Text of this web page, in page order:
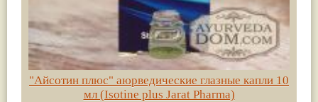
"Айсотин плюс" аюрведические глазные капли 10
мл (Isotine plus Jarat Pharma)